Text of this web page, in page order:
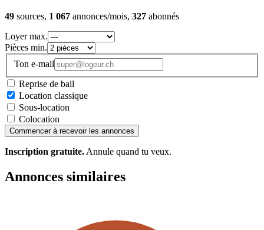
49 sources, 1 067 annonces/mois, 327 abonnés
Loyer max.
Pièces min.
Ton e-mail
Reprise de bail
Location classique
Sous-location
Colocation
Commencer à recevoir les annonces
Inscription gratuite. Annule quand tu veux.
Annonces similaires